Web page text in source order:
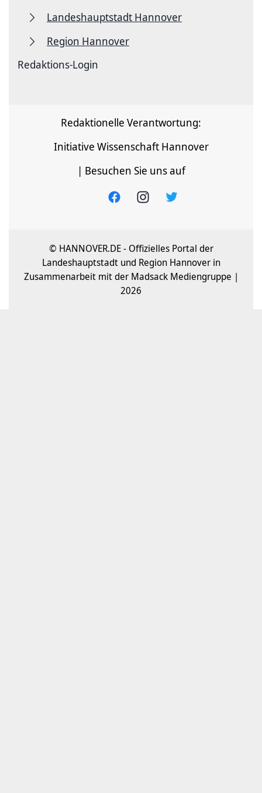
Landeshauptstadt Hannover
Region Hannover
Redaktions-Login
Redaktionelle Verantwortung:
Initiative Wissenschaft Hannover
| Besuchen Sie uns auf
© HANNOVER.DE - Offizielles Portal der
Landeshauptstadt und Region Hannover in
Zusammenarbeit mit der Madsack Mediengruppe |
2026